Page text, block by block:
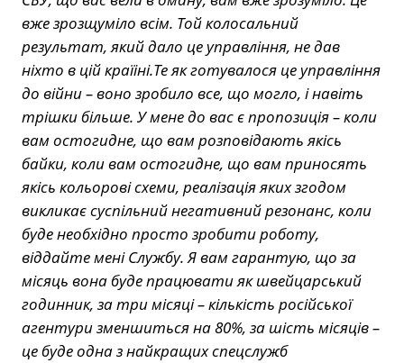
вже зрозщуміло всім. Той колосальний
результат, який дало це управління, не дав
ніхто в цій країіні.Те як готувалося це управління
до війни – воно зробило все, що могло, і навіть
трішки більше. У мене до вас є пропозиція – коли
вам остогидне, що вам розповідають якісь
байки, коли вам остогидне, що вам приносять
якісь кольорові схеми, реалізація яких згодом
викликає суспільний негативний резонанс, коли
буде необхідно просто зробити роботу,
віддайте мені Службу. Я вам гарантую, що за
місяць вона буде працювати як швейцарський
годинник, за три місяці – кількість російської
агентури зменшиться на 80%, за шість місяців –
це буде одна з найкращих спецслужб